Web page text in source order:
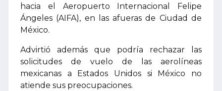
hacia el Aeropuerto Internacional Felipe
Ángeles (AIFA), en las afueras de Ciudad de
México.
Advirtió además que podría rechazar las
solicitudes de vuelo de las aerolíneas
mexicanas a Estados Unidos si México no
atiende sus preocupaciones.